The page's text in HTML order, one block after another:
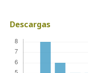
Descargas